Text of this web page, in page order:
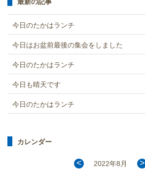
今日のたかはランチ
今日はお盆前最後の集会をしました
今日のたかはランチ
今日も晴天です
今日のたかはランチ
カレンダー
< 2022年8月 >